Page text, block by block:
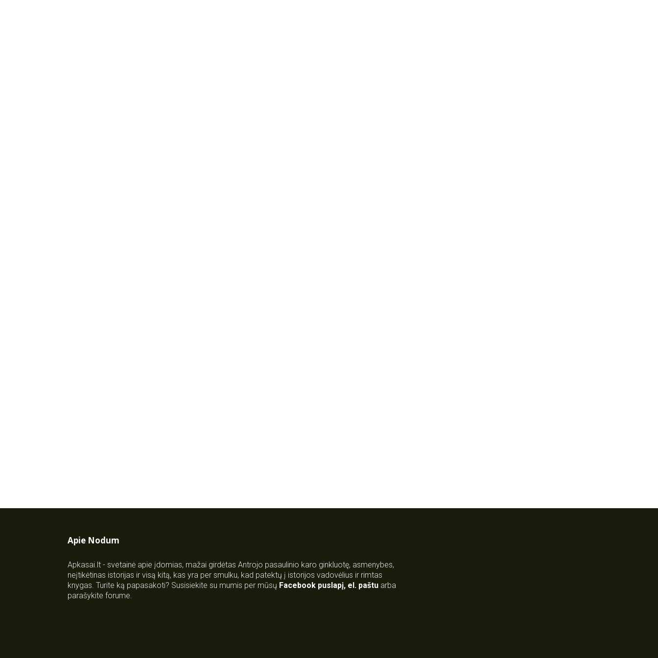
Apie Nodum
Apkasai.lt - svetainė apie įdomias, mažai girdėtas Antrojo pasaulinio karo ginkluotę, asmenybes,
neįtikėtinas istorijas ir visą kitą, kas yra per smulku, kad patektų į istorijos vadovėlius ir rimtas
knygas. Turite ką papasakoti? Susisiekite su mumis per mūsų Facebook puslapį, el. paštu arba
parašykite forume.